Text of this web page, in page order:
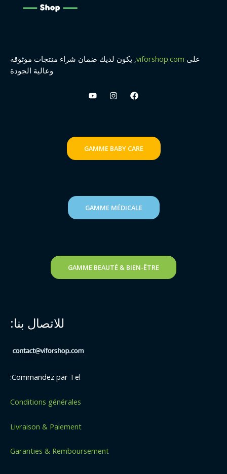
على viforshop.com, يكون لديك ضمان شراء منتجات موثوقة
وعالية الجودة
GAMME BABY CARE
GAMME MÉDICALE
GAMME BEAUTÉ & BIEN-ÊTRE
للاتصال بنا:
Commandez par Tel:
Conditions générales
Livraison & Paiement
Garanties & Remboursement